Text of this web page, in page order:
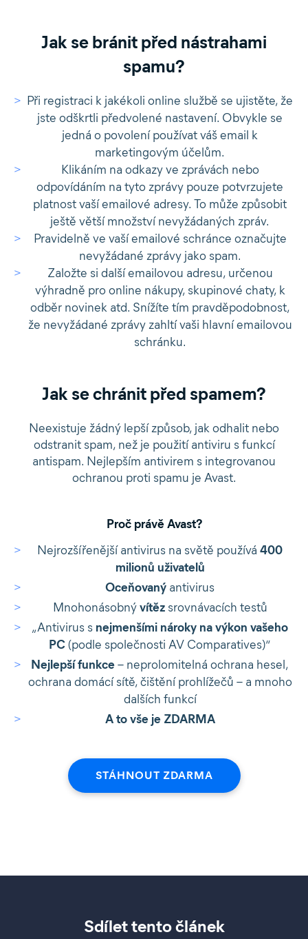
Jak se bránit před nástrahami
spamu?
Při registraci k jakékoli online službě se ujistěte, že
jste odškrtli předvolené nastavení. Obvykle se
jedná o povolení používat váš email k
marketingovým účelům.
Klikáním na odkazy ve zprávách nebo
odpovídáním na tyto zprávy pouze potvrzujete
platnost vaší emailové adresy. To může způsobit
ještě větší množství nevyžádaných zpráv.
Pravidelně ve vaší emailové schránce označujte
nevyžádané zprávy jako spam.
Založte si další emailovou adresu, určenou
výhradně pro online nákupy, skupinové chaty, k
odběr novinek atd. Snížíte tím pravděpodobnost,
že nevyžádané zprávy zahltí vaši hlavní emailovou
schránku.
Jak se chránit před spamem?
Neexistuje žádný lepší způsob, jak odhalit nebo
odstranit spam, než je použití antiviru s funkcí
antispam. Nejlepším antivirem s integrovanou
ochranou proti spamu je Avast.
Proč právě Avast?
Nejrozšířenější antivirus na světě používá 400
milionů uživatelů
Oceňovaný antivirus
Mnohonásobnývítězsrovnávacích testů
„Antivirus s nejmenšími nároky na výkon vašeho
PC(podle společnosti AV Comparatives)“
Nejlepší funkce– neprolomitelná ochrana hesel,
ochrana domácí sítě, čištění prohlížečů – a mnoho
dalších funkcí
A to vše je ZDARMA
STÁHNOUT ZDARMA
Sdílet tento článek